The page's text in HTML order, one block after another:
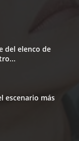
del elenco de
escenario más